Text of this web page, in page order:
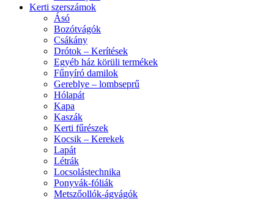
Kerti szerszámok
Ásó
Bozótvágók
Csákány
Drótok – Kerítések
Egyéb ház körüli termékek
Fűnyíró damilok
Gereblye – lombseprű
Hólapát
Kapa
Kaszák
Kerti fűrészek
Kocsik – Kerekek
Lapát
Létrák
Locsolástechnika
Ponyvák-fóliák
Metszőollók-ágvágók